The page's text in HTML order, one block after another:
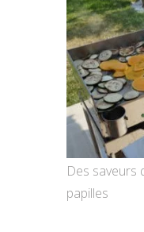
Des saveurs
papilles